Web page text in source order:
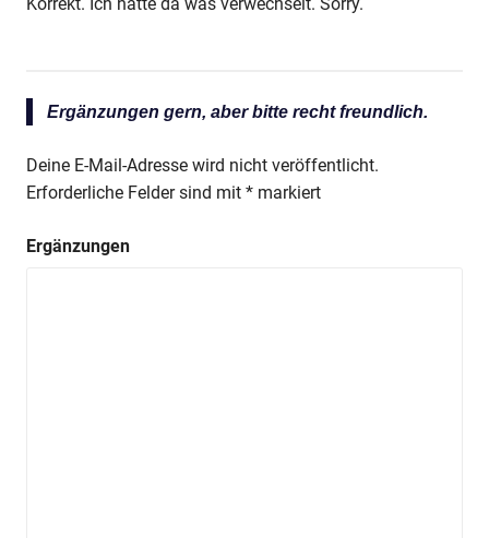
Korrekt. Ich hatte da was verwechselt. Sorry.
Ergänzungen gern, aber bitte recht freundlich.
Deine E-Mail-Adresse wird nicht veröffentlicht.
Erforderliche Felder sind mit * markiert
Ergänzungen